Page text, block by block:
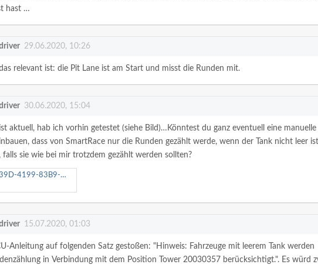
hast …
29.06.2020, 10:26
relevant ist: die Pit Lane ist am Start und misst die Runden mit.
30.06.2020, 15:04
aktuell, hab ich vorhin getestet (siehe Bild)…Könntest du ganz eventuell eine manuelle
dass von SmartRace nur die Runden gezählt werde, wenn der Tank nicht leer
falls sie wie bei mir trotzdem gezählt werden sollten?
83B9-3CBC3BC5511A.jpeg
15.07.2020, 01:03
Anleitung auf folgenden Satz gestoßen: "Hinweis: Fahrzeuge mit leerem Tank werden
in Verbindung mit dem Position Tower 20030357 berücksichtigt.". Es würd